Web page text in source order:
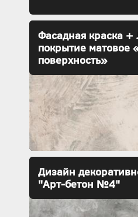
Фасадная краска
покрытие матовое
поверхность»
Дизайн
"Арт-бетон №4"